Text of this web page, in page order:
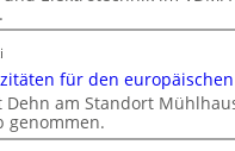
für den
am Standort
genommen.